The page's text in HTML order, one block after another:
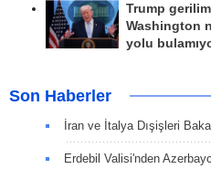
Trump
Washington
yolu
Son Haberler
İran ve İtalya Dışişleri
Erdebil Valisi'nden